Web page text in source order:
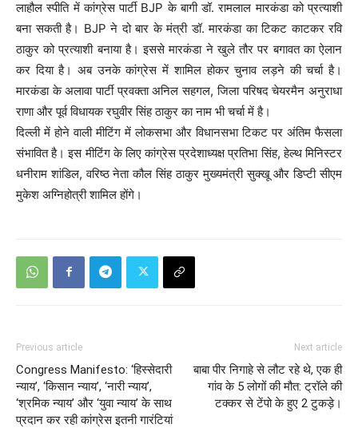
लाहौल स्पीति में कांग्रेस पार्टी BJP के बागी डॉ. रामलाल मारकंडा को प्रत्याशी
बना सकती है। BJP ने दो बार के मंत्री डॉ. मारकंडा का टिकट काटकर रवि
ठाकुर को प्रत्याशी बनाया है। इससे मारकंडा ने खुले तौर पर बगावत का ऐलान
कर दिया है। अब उनके कांग्रेस में शामिल होकर चुनाव लड़ने की चर्चा है।
मारकंडा के अलावा पार्टी प्रवक्ता अनिल सहगल, जिला परिषद चेयरमैन अनुराधा
राणा और पूर्व विधायक रघुवीर सिंह ठाकुर का नाम भी चर्चा में है।
दिल्ली में होने वाली मीटिंग में लोकसभा और विधानसभा टिकट पर अंतिम फैसला
संभावित है। इस मीटिंग के लिए कांग्रेस प्रदेशाध्यक्ष प्रतिभा सिंह, हेल्थ मिनिस्टर
धनीराम शांडिल, वरिष्ठ नेता कौल सिंह ठाकुर मुख्यमंत्री सुक्खू और डिप्टी सीएम
मुकेश अग्निहोत्री शामिल होंगे।
Previous article
Congress Manifesto: ‘हिस्सेदारी
न्याय’, ‘किसान न्याय’, ‘नारी न्याय’,
‘श्रमिक न्याय’ और ‘युवा न्याय’ के साथ
प्रदान कर रही कांग्रेस इतनी गारंटियां
Next article
बाबा पीर निगाहे से लौट रहे थे, एक ही
गांव के 5 लोगों की मौत: ट्रॉले की
टक्कर से टेंपो के हुए 2 टुकड़े।